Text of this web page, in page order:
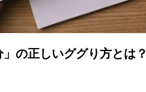
の正しいググり方とは？